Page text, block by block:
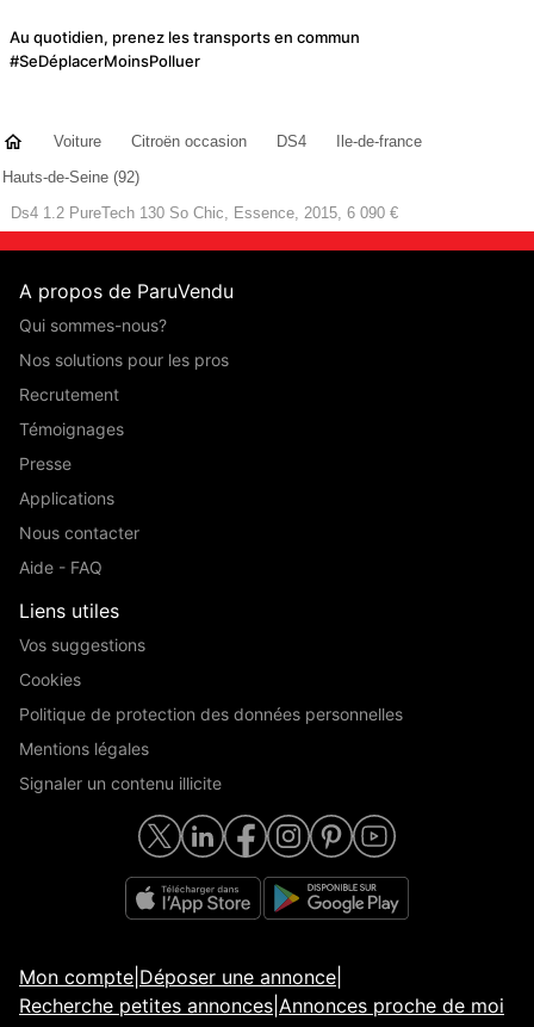
Au quotidien, prenez les transports en commun
#SeDéplacerMoinsPolluer
Voiture Citroën occasion DS4
Ile-de-france
Hauts-de-Seine (92)
Ds4 1.2 PureTech 130 So Chic, Essence, 2015, 6 090 €
A propos de ParuVendu
Qui sommes-nous?
Nos solutions pour les pros
Recrutement
Témoignages
Presse
Applications
Nous contacter
Aide - FAQ
Liens utiles
Vos suggestions
Cookies
Politique de protection des données personnelles
Mentions légales
Signaler un contenu illicite
Mon compte Déposer une annonce
Recherche petites annonces Annonces proche de moi